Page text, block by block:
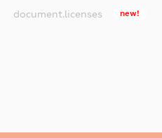
document.licenses new!